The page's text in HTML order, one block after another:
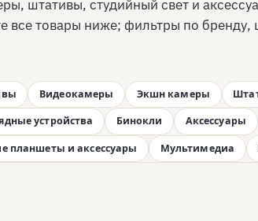
штативы, студийный свет и
все товары ниже; фильтры по
Видеокамеры Экшн камеры
устройства Бинокли Аксессуары
планшеты и аксессуары Мультимедиа